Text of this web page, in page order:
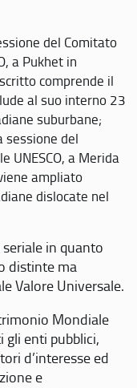
del Comitato
a Pukhet in
comprende il
al suo interno 23
suburbane;
sessione del
UNESCO, a Merida
ampliato
dislocate nel
in quanto
distinte ma
Valore Universale.
Mondiale
gli enti pubblici,
d’interesse ed
e